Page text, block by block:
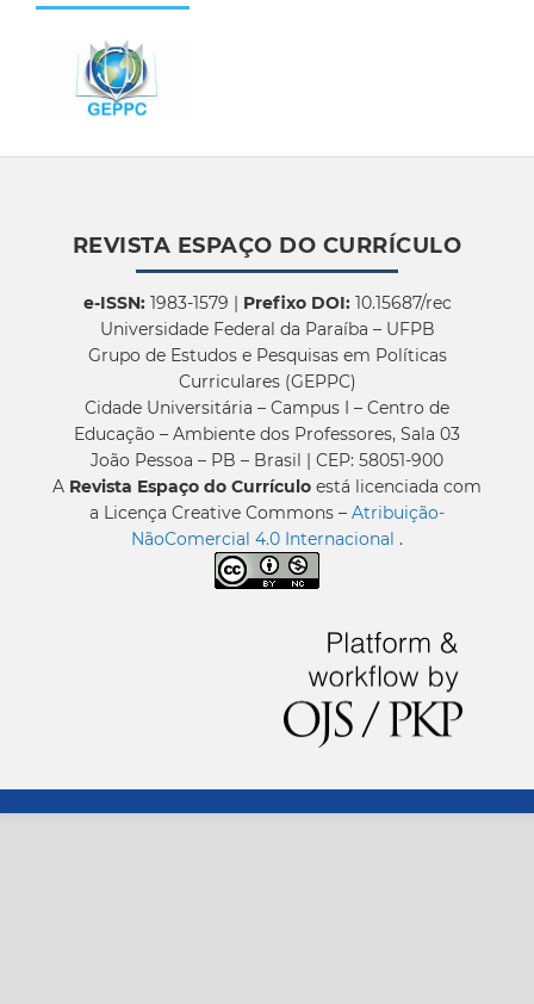
REVISTA ESPAÇO DO CURRÍCULO
e-ISSN:1983-1579 | Prefixo DOI:10.15687/rec
Universidade Federal da Paraíba – UFPB
Grupo de Estudos e Pesquisas em Políticas
Curriculares (GEPPC)
Cidade Universitária – Campus I – Centro de
Educação – Ambiente dos Professores, Sala 03
João Pessoa – PB – Brasil | CEP: 58051-900
A Revista Espaço do Currículo está licenciada com
a Licença Creative Commons – Atribuição-
NãoComercial 4.0 Internacional .